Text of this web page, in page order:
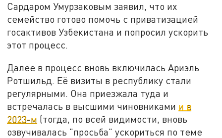
Сардаром Умурзаковым заявил, что их
семейство готово помочь с приватизацией
госактивов Узбекистана и попросил ускорить
этот процесс.
Далее в процесс вновь включилась Ариэль
Ротшильд. Её визиты в республику стали
регулярными. Она приезжала туда и
встречалась в высшими чиновниками и в
2023-м (тогда, по всей видимости, вновь
озвучивалась "просьба" ускориться по теме